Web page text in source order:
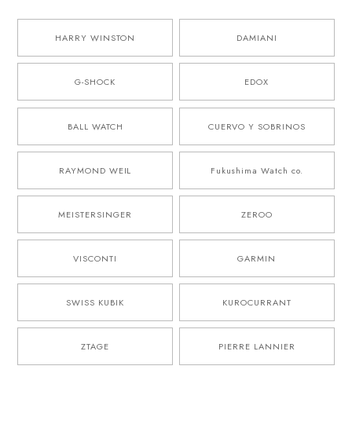
HARRY WINSTON DAMIANI
G-SHOCK EDOX
BALL WATCH CUERVO Y SOBRINOS
RAYMOND WEIL Fukushima Watch co.
MEISTERSINGER ZEROO
VISCONTI GARMIN
SWISS KUBIK KUROCURRANT
ZTAGE PIERRE LANNIER